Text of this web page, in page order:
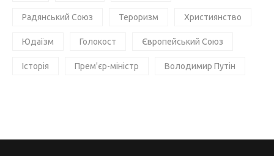
Радянський Союз Тероризм Християнство
Юдаїзм Голокост Європейський Союз
Історія Прем'єр-міністр Володимир Путін